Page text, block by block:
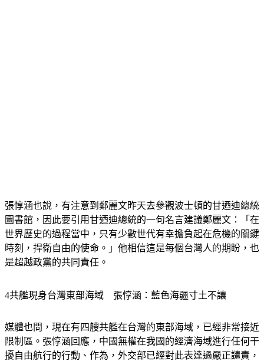
張惇涵也說，有注意到鄭麗文昨天去參觀波士頓的甘迺迪總統
圖書館，因此要引用甘迺迪總統的一句名言建議鄭麗文：「在
世界歷史的過程當中，只有少數世代有幸擔負起在危機的關鍵
時刻，捍衛自由的使命。」他相信這是每個台灣人的期盼，也
是超越政黨的共同責任。
4共艦現身台灣東部海域　張惇涵：藍色海疆寸土不讓
媒體也問，現在有四艘共艦在台灣的東部海域，已經非常接近
限制區。張惇涵回應，中國無權在我國的經濟海域進行任何干
擾自由航行的行動、作為，外交部已經對此表達過嚴正譴責，